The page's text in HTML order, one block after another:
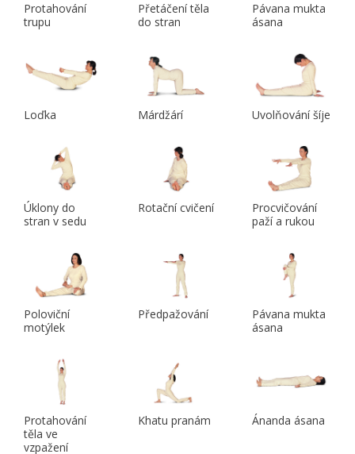
Protahování
trupu
Přetáčení těla
do stran
Pávana mukta
ásana
Loďka Márdžárí Uvolňování šíje
Úklony do
stran v sedu
Rotační cvičení
Procvičování
paží a rukou
Poloviční
motýlek
Předpažování
Pávana mukta
ásana
Protahování
těla ve
vzpažení
Khatu pranám Ánanda ásana